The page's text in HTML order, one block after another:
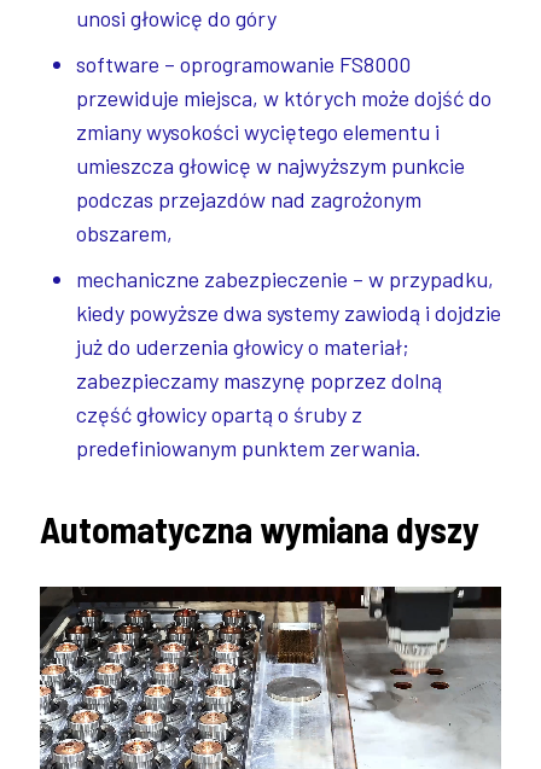
unosi głowicę do góry
software – oprogramowanie FS8000
przewiduje miejsca, w których może dojść do
zmiany wysokości wyciętego elementu i
umieszcza głowicę w najwyższym punkcie
podczas przejazdów nad zagrożonym
obszarem,
mechaniczne zabezpieczenie – w przypadku,
kiedy powyższe dwa systemy zawiodą i dojdzie
już do uderzenia głowicy o materiał;
zabezpieczamy maszynę poprzez dolną
część głowicy opartą o śruby z
predefiniowanym punktem zerwania.
Automatyczna wymiana dyszy